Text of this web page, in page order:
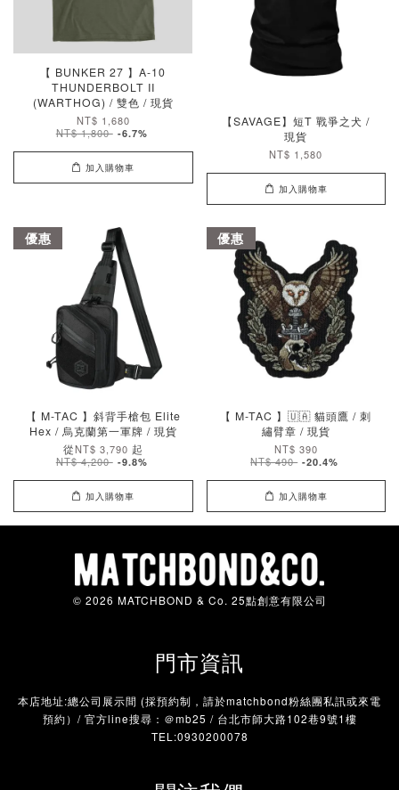
【 BUNKER 27 】A-10
THUNDERBOLT II
(WARTHOG) / 雙色 / 現貨
NT$ 1,680
NT$ 1,800 -6.7%
加入購物車
【SAVAGE】短T 戰爭之犬 /
現貨
NT$ 1,580
加入購物車
優惠
【 M-TAC 】斜背手槍包 Elite
Hex / 烏克蘭第一軍牌 / 現貨
從NT$ 3,790 起
NT$ 4,200 -9.8%
加入購物車
優惠
【 M-TAC 】🇺🇦 貓頭鷹 / 刺
繡臂章 / 現貨
NT$ 390
NT$ 490 -20.4%
加入購物車
© 2026 MATCHBOND & Co. 25點創意有限公司
門市資訊
本店地址:總公司展示間 (採預約制，請於matchbond粉絲團私訊或來電
預約）/ 官方line搜尋：＠mb25 / 台北市師大路102巷9號1樓
TEL:0930200078